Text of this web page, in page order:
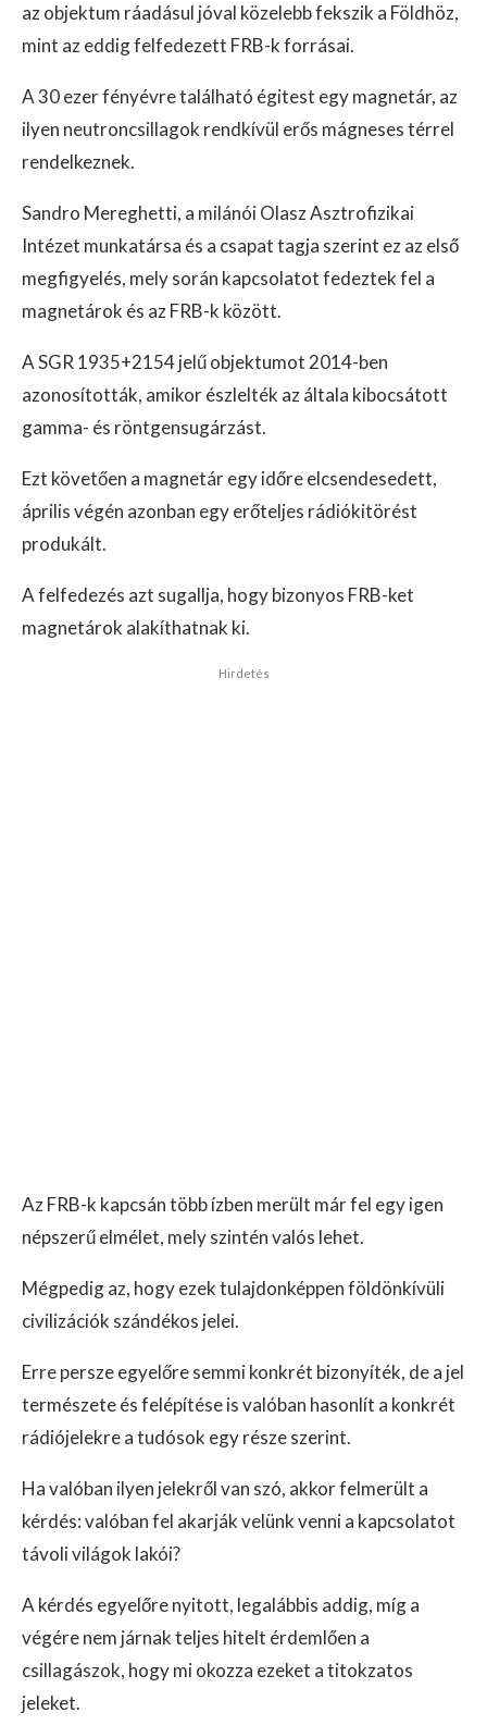
az objektum ráadásul jóval közelebb fekszik a Földhöz,
mint az eddig felfedezett FRB-k forrásai.
A 30 ezer fényévre található égitest egy magnetár, az
ilyen neutroncsillagok rendkívül erős mágneses térrel
rendelkeznek.
Sandro Mereghetti, a milánói Olasz Asztrofizikai
Intézet munkatársa és a csapat tagja szerint ez az első
megfigyelés, mely során kapcsolatot fedeztek fel a
magnetárok és az FRB-k között.
A SGR 1935+2154 jelű objektumot 2014-ben
azonosították, amikor észlelték az általa kibocsátott
gamma- és röntgensugárzást.
Ezt követően a magnetár egy időre elcsendesedett,
április végén azonban egy erőteljes rádiókitörést
produkált.
A felfedezés azt sugallja, hogy bizonyos FRB-ket
magnetárok alakíthatnak ki.
Hirdetés
Az FRB-k kapcsán több ízben merült már fel egy igen
népszerű elmélet, mely szintén valós lehet.
Mégpedig az, hogy ezek tulajdonképpen földönkívüli
civilizációk szándékos jelei.
Erre persze egyelőre semmi konkrét bizonyíték, de a jel
természete és felépítése is valóban hasonlít a konkrét
rádiójelekre a tudósok egy része szerint.
Ha valóban ilyen jelekről van szó, akkor felmerült a
kérdés: valóban fel akarják velünk venni a kapcsolatot
távoli világok lakói?
A kérdés egyelőre nyitott, legalábbis addig, míg a
végére nem járnak teljes hitelt érdemlően a
csillagászok, hogy mi okozza ezeket a titokzatos
jeleket.